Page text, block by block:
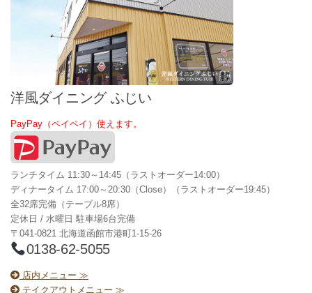
洋風ダイニング ふじい
PayPay（ペイペイ）使えます。
ランチタイム 11:30～14:45（ラストオーダー14:00）
ディナータイム 17:00～20:30（Close）（ラストオーダー19:45）
全32席完備（テーブル8席）
定休日 / 水曜日 駐車場6台完備
〒041-0821 北海道函館市港町1-15-26
0138-62-5055
店内メニュー ≫
テイクアウトメニュー ≫